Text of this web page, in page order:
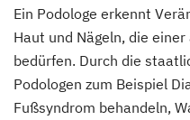
Ein Podologe erkennt
Haut und Nägeln, die
bedürfen. Durch die
Podologen zum Beispiel
Fußsyndrom behandeln,